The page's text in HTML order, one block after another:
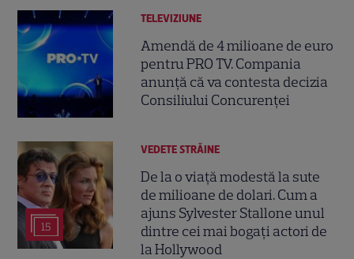
TELEVIZIUNE
Amendă de 4 milioane de euro
pentru PRO TV. Compania
anunță că va contesta decizia
Consiliului Concurenței
15
VEDETE STRĂINE
De la o viață modestă la sute
de milioane de dolari. Cum a
ajuns Sylvester Stallone unul
dintre cei mai bogați actori de
la Hollywood